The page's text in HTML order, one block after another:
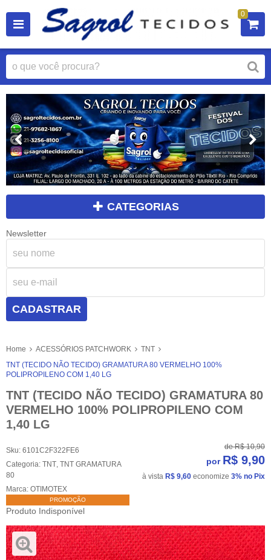
0
CATEGORIAS
Newsletter
CADASTRAR
Home ACESSÓRIOS PATCHWORK
TNT
TNT (TECIDO NÃO TECIDO) GRAMATURA 80 VERMELHO 100%
POLIPROPILENO COM 1,40 LG
TNT (TECIDO NÃO TECIDO) GRAMATURA 80
VERMELHO 100% POLIPROPILENO COM
1,40 LG
Sku: 6101C2F322FE6
Categoria: TNT, TNT GRAMATURA
80
Marca: OTIMOTEX
PROMOÇÃO
Produto Indisponível
de R$ 10,90
por R$ 9,90
à vista R$ 9,60 economize 3% no Pix